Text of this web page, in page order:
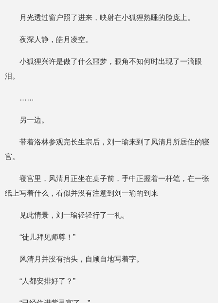
月光透过窗户照了进来，映射在小狐狸熟睡的脸庞上。
夜深人静，皓月凌空。
小狐狸兴许是做了什么噩梦，眼角不知何时出现了一滴眼
泪。
……
另一边。
带着洛林参观完长生宗后，刘一瑜来到了风清月所居住的寝
宫。
寝宫里，风清月正坐在桌子前，手中正握着一杆笔，在一张
纸上写着什么，看似并没有注意到刘一瑜的到来
见此情景，刘一瑜轻轻行了一礼。
“徒儿拜见师尊！”
风清月并没有抬头，自顾自地写着字。
“人都安排好了？”